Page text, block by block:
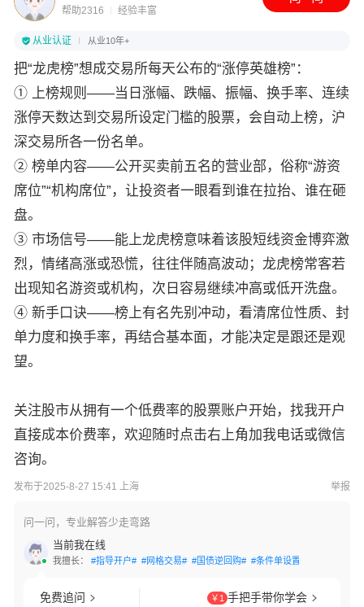
帮助2316 经验丰富
从业认证 从业10年+
把“龙虎榜”想成交易所每天公布的“涨停英雄榜”：
① 上榜规则——当日涨幅、跌幅、振幅、换手率、连续
涨停天数达到交易所设定门槛的股票，会自动上榜，沪
深交易所各一份名单。
② 榜单内容——公开买卖前五名的营业部，俗称“游资
席位”“机构席位”，让投资者一眼看到谁在拉抬、谁在砸
盘。
③ 市场信号——能上龙虎榜意味着该股短线资金博弈激
烈，情绪高涨或恐慌，往往伴随高波动；龙虎榜常客若
出现知名游资或机构，次日容易继续冲高或低开洗盘。
④ 新手口诀——榜上有名先别冲动，看清席位性质、封
单力度和换手率，再结合基本面，才能决定是跟还是观
望。
关注股市从拥有一个低费率的股票账户开始，找我开户
直接成本价费率，欢迎随时点击右上角加我电话或微信
咨询。
发布于2025-8-27 15:41 上海 举报
问一问，专业解答少走弯路
当前我在线
我擅长： #指导开户# #网格交易# #国债逆回购# #条件单设置#
免费追问 ￥1 手把手带你学会